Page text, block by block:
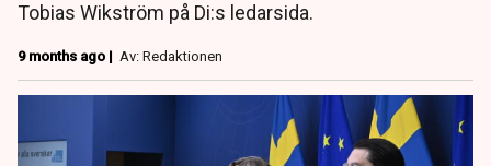
Tobias Wikström på Di:s ledarsida.
9 months ago | Av: Redaktionen